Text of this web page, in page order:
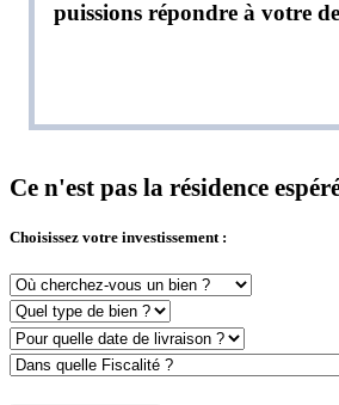
puissions répondre à votre
Ce n'est pas la résidence
Choisissez votre investissement :